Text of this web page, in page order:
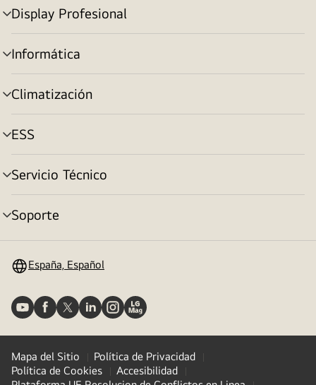
Display Profesional
Alternar
menú
Informática
Alternar
menú
Climatización
Alternar
menú
ESS
Alternar
menú
Servicio Técnico
Alternar
menú
Soporte
Alternar
España, Español
Mapa del Sitio
Política de Privacidad
Política de Cookies
Accesibilidad